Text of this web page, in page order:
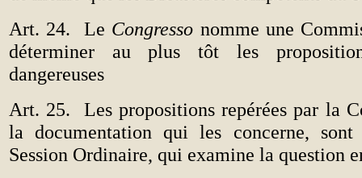
Art. 24.
Le Congresso nomme une
déterminer au plus tôt
les
dangereuses
Art. 25.
Les propositions repérées par la
la documentation qui les concerne,
Session Ordinaire, qui examine la question